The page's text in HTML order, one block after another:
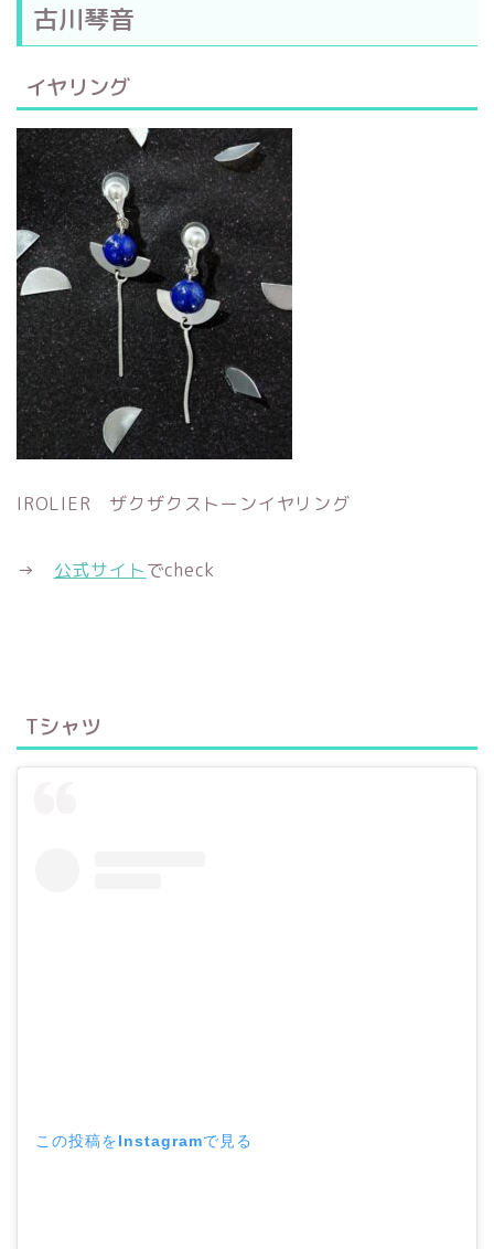
古川琴音
イヤリング
IROLIER ザクザクストーンイヤリング
→ 公式サイトでcheck
Tシャツ
この投稿をInstagramで見る